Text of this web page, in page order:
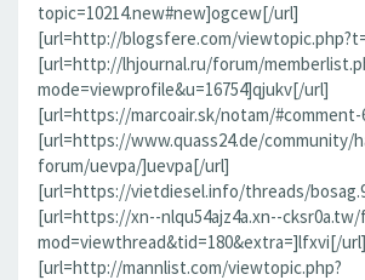
topic=10214.new#new]ogcew[/url]
[url=http://blogsfere.com/
[url=http://lhjournal.ru/forum/
mode=viewprofile&u=16754]qjukv[/url]
[url=https://marcoair.sk/notam/#comment-
[url=https://www.quass24.de/community/
forum/uevpa/]uevpa[/url]
[url=https://vietdiesel.info/threads/
[url=https://xn--nlqu54ajz4a.xn--cksr0a.tw/
mod=viewthread&tid=180&extra=]lfxvi[/url]
[url=http://mannlist.com/viewtopic.php?